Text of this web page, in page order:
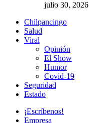
julio 30, 2026
Chilpancingo
Salud
Viral
Opinión
El Show
Humor
Covid-19
Seguridad
Estado
¡Escríbenos!
Empresa